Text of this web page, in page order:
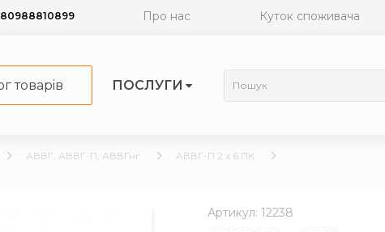
Про нас Куток споживача
товарiв ПОСЛУГИ
АВВГ, АВВГ-П, АВВГнг АВВГ-П 2 х 6 ПК
Артикул: 12238